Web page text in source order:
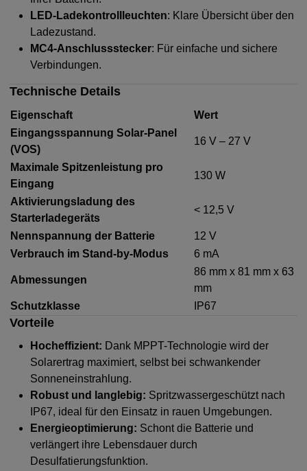
LED-Ladekontrollleuchten: Klare Übersicht über den
Ladezustand.
MC4-Anschlussstecker: Für einfache und sichere
Verbindungen.
Technische Details
Eigenschaft
Wert
Eingangsspannung Solar-Panel
(VOS)
16 V – 27 V
Maximale Spitzenleistung pro
Eingang
130 W
Aktivierungsladung des
Starterladegeräts
< 12,5 V
Nennspannung der Batterie
12 V
Verbrauch im Stand-by-Modus
6 mA
Abmessungen
86 mm x 81 mm x 63
mm
Schutzklasse
IP67
Vorteile
Hocheffizient: Dank MPPT-Technologie wird der
Solarertrag maximiert, selbst bei schwankender
Sonneneinstrahlung.
Robust und langlebig: Spritzwassergeschützt nach
IP67, ideal für den Einsatz in rauen Umgebungen.
Energieoptimierung: Schont die Batterie und
verlängert ihre Lebensdauer durch
Desulfatierungsfunktion.